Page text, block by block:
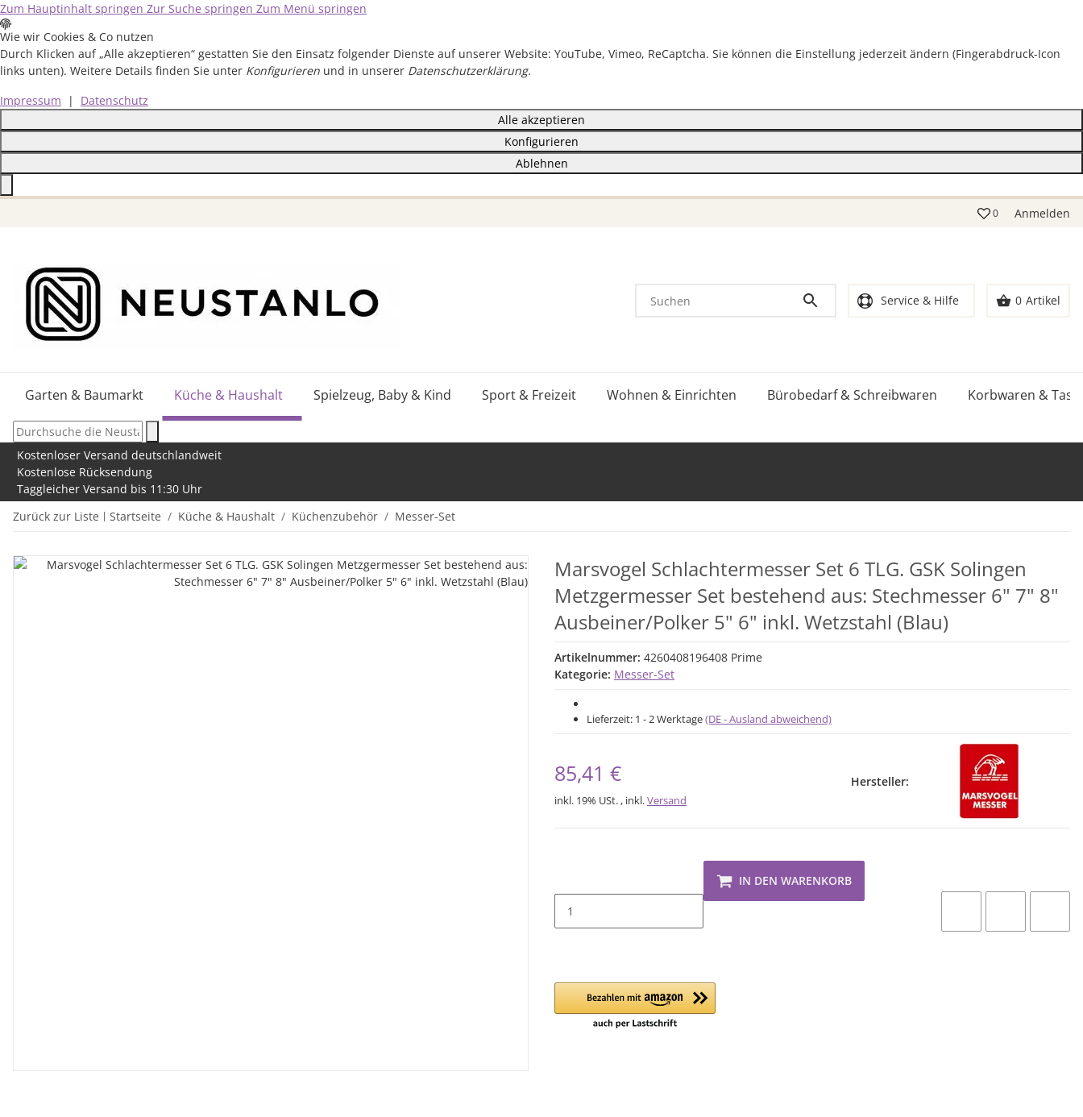
Zum Hauptinhalt springen Zur Suche springen Zum Menü springen
Wie wir Cookies & Co nutzen
Durch Klicken auf „Alle akzeptieren“ gestatten Sie den Einsatz folgender Dienste auf unserer Website: YouTube, Vimeo, ReCaptcha. Sie können die Einstellung jederzeit ändern (Fingerabdruck-Icon
links unten). Weitere Details finden Sie unter Konfigurieren und in unserer Datenschutzerklärung.
Impressum
|
Datenschutz
Alle akzeptieren
Konfigurieren
Ablehnen
Close
0 Anmelden
Service & Hilfe 0 Artikel
Garten & Baumarkt Küche & Haushalt Spielzeug, Baby & Kind Sport & Freizeit Wohnen & Einrichten Bürobedarf & Schreibwaren Korbwaren &
Kostenloser Versand deutschlandweit
Kostenlose Rücksendung
Taggleicher Versand bis 11:30 Uhr
Zurück zur Liste
Startseite Küche & Haushalt Küchenzubehör Messer-Set
Marsvogel Schlachtermesser Set 6 TLG. GSK Solingen
Metzgermesser Set bestehend aus: Stechmesser 6" 7" 8"
Ausbeiner/Polker 5" 6" inkl. Wetzstahl (Blau)
Artikelnummer: 4260408196408 Prime
Kategorie: Messer-Set
Lieferzeit: 1 - 2 Werktage(DE - Ausland abweichend)
85,41 €
inkl. 19% USt. , inkl.Versand
Hersteller:
IN DEN WARENKORB